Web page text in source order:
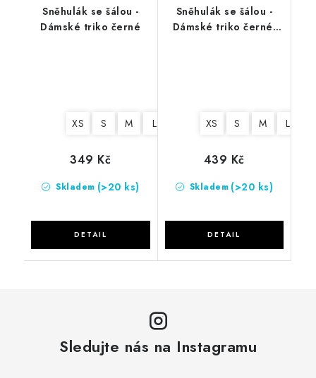
Sněhulák se šálou -
Dámské triko černé
XS S M L 2XL
Skladem (>20 ks)
349 Kč
Sněhulák se šálou -
Dámské triko černé-
XS S M L
Skladem (>20 ks)
439 Kč
Sledujte nás na Instagramu